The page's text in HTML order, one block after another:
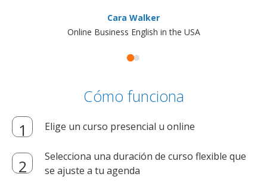
Cara Walker
Online Business English in the USA
Cómo funciona
Elige un curso presencial u online
Selecciona una duración de curso flexible que
se ajuste a tu agenda